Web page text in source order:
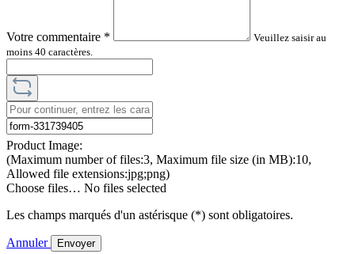
Votre commentaire *
Veuillez saisir au
moins 40 caractères.
Product Image:
(Maximum number of files:3, Maximum file size (in MB):10,
Allowed file extensions:jpg;png)
Choose files… No files selected
Les champs marqués d'un astérisque (*) sont obligatoires.
Annuler Envoyer